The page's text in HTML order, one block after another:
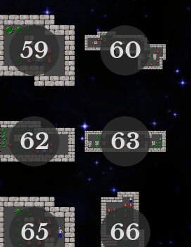
59 60
62 63
65 66